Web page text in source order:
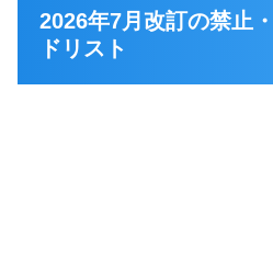
2026年7月改訂の禁止
ドリスト